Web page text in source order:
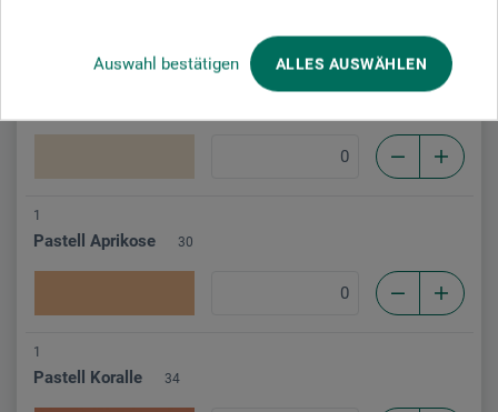
Auswahl bestätigen ALLES AUSWÄHLEN
1
Pastell Aprikose 30
1
Pastell Koralle 34